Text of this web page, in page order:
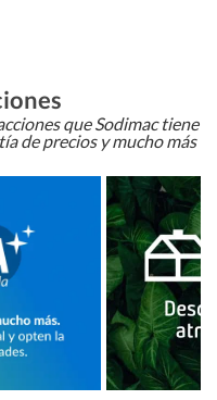
que Sodimac tiene
de precios y mucho más